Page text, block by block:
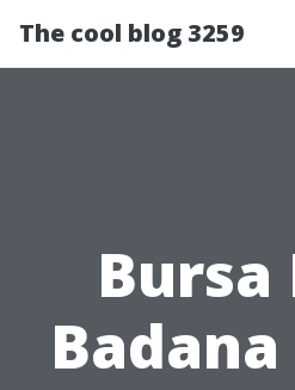
The cool blog 3259
Bursa
Badana